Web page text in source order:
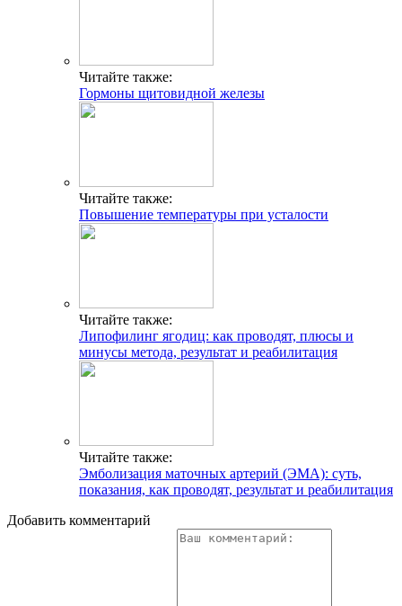
Читайте также:
Гормоны щитовидной железы
Читайте также:
Повышение температуры при усталости
Читайте также:
Липофилинг ягодиц: как проводят, плюсы и
минусы метода, результат и реабилитация
Читайте также:
Эмболизация маточных артерий (ЭМА): суть,
показания, как проводят, результат и реабилитация
Добавить комментарий